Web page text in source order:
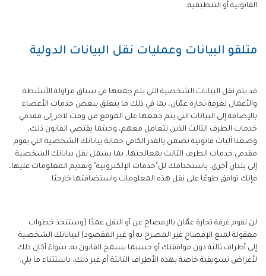
القانونية أو التنظيمية.
متلقو البيانات وعمليات نقل البيانات الدولية
قد يتم نقل البيانات الشخصية التي يتم جمعها في سياق مزاولة الأنشطة
والأعمال لغرفة تجارة عمّان، بما في ذلك ما يتعلق ببعض خدمات الأعضاء
بالإضافة إلى البيانات التي يتم جمعها على الموقع من وقت لآخر إلى مقدمي
خدمات الطرف الثالث الذين نتعامل معهم، وحيثما يقتضي القانون ذلك،
وضعنا آليات قانونية تضمن بالقدر الكافي حماية بياناتك الشخصية التي يقوم
مقدمي خدمات الطرف الثالث بمعالجتها، بما يشمل نقل بياناتك الشخصية
إلى بلدان أخرى. باستخدامك لل"خدمات الإلكترونية" وتقديم المعلومات عليها،
فإنك توافق طوعًا على نقل هذه المعلومات واستضافتها خارجيًا.
لن تقوم غرفة تجارة عمّان بالإفصاح عن أو النقل عمدًا (وستتخذ خطوات
معقولة لمنع الإفصاح غير المصرح به أو غير المقصود) لبياناتك الشخصية
إلى أطراف ثالثة دون موافقتك أو حسبما يسمح القانون به، سواءً أكان ذلك
لأغراض تسويقية خاصة بهذه الأطراف الثالثة أم غير ذلك، باستثناء ما يلي.